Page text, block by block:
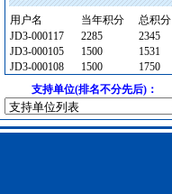
火灾自动报警系统
[采购中]
矿粉 [采购中]
管材管件
[采购中]
交通标识牌 [采购中]
消防工程 [采购中]
用户名 当年积分
总积分
JD3-000117
2285
2345
JD3-000105
1500
1531
JD3-000108
1500
1750
支持单位(排名不分先后)：